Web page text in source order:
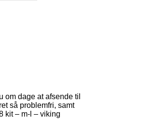
om dage at afsende til
så problemfri, samt
kit – m-l – viking